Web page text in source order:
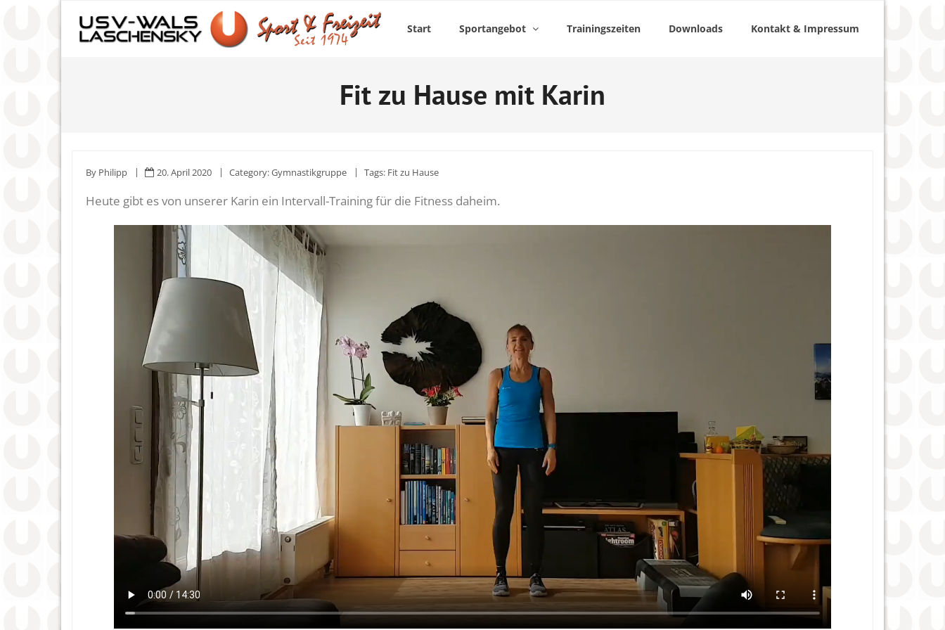
content
Start Sportangebot Trainingszeiten Downloads Kontakt & Impressum
Fit zu Hause mit Karin
By Philipp 20. April 2020 Category:Gymnastikgruppe Tags: Fit zu Hause
Heute gibt es von unserer Karin ein Intervall-Training für die Fitness daheim.